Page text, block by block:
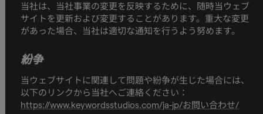
当社は、当社事業の変更を反映するために、随時当ウェブ
サイトを更新および変更することがあります。重大な変更
があった場合、当社は適切な通知を行うよう努めます。
紛争
当ウェブサイトに関連して問題や紛争が生じた場合には、
以下のリンクから当社へご連絡ください：
https://www.keywordsstudios.com/ja-jp/お問い合わせ/